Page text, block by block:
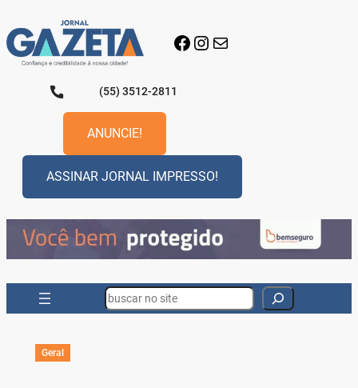
para
o
conteúdo
Facebook
Instagram
E-mail
(55) 3512-2811
ANUNCIE!
ASSINAR JORNAL IMPRESSO!
Search
Geral